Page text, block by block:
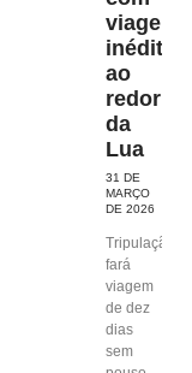
viagem
inédita
ao
redor
da
Lua
31 DE
MARÇO
DE 2026
Tripulação
fará
viagem
de dez
dias
sem